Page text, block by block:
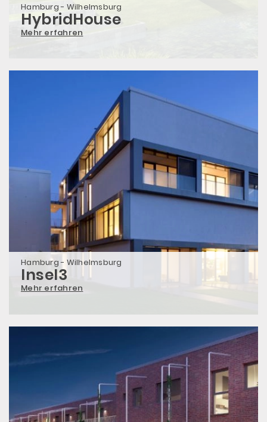
Hamburg - Wilhelmsburg
HybridHouse
Mehr erfahren
Hamburg - Wilhelmsburg
Insel3
Mehr erfahren